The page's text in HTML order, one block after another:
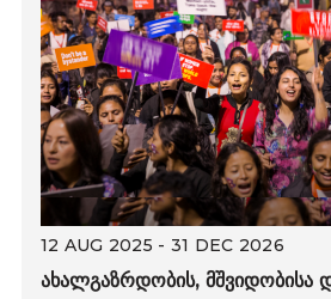
12 AUG 2025 - 31 DEC 2026
ახალგაზრდობის, მშვიდობისა